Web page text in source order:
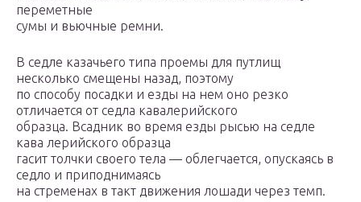
переметные
сумы и вьючные ремни.
В седле казачьего типа проемы для путлищ
несколько смещены назад, поэтому
по способу посадки и езды на нем оно резко
отличается от седла кавалерийского
образца. Всадник во время езды рысью на седле
кава лерийского образца
гасит толчки своего тела — облегчается, опускаясь в
седло и приподнимаясь
на стременах в такт движения лошади через темп.